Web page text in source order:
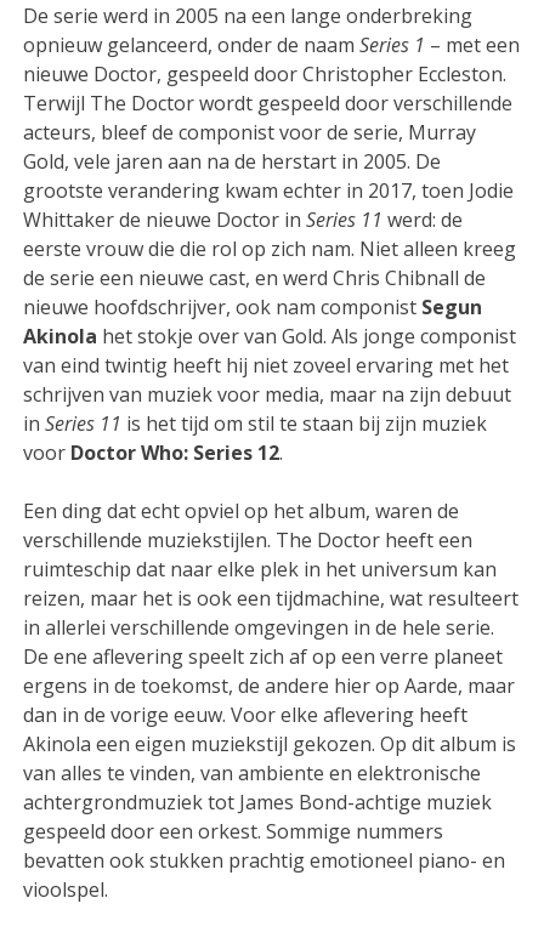
De serie werd in 2005 na een lange onderbreking
opnieuw gelanceerd, onder de naamSeries 1 – met een
nieuwe Doctor, gespeeld door Christopher Eccleston.
Terwijl The Doctor wordt gespeeld door verschillende
acteurs, bleef de componist voor de serie, Murray
Gold, vele jaren aan na de herstart in 2005. De
grootste verandering kwam echter in 2017, toen Jodie
Whittaker de nieuwe Doctor inSeries 11 werd: de
eerste vrouw die die rol op zich nam. Niet alleen kreeg
de serie een nieuwe cast, en werd Chris Chibnall de
nieuwe hoofdschrijver, ook nam componist Segun
Akinola het stokje over van Gold. Als jonge componist
van eind twintig heeft hij niet zoveel ervaring met het
schrijven van muziek voor media, maar na zijn debuut
inSeries 11 is het tijd om stil te staan bij zijn muziek
voor Doctor Who: Series 12.
Een ding dat echt opviel op het album, waren de
verschillende muziekstijlen. The Doctor heeft een
ruimteschip dat naar elke plek in het universum kan
reizen, maar het is ook een tijdmachine, wat resulteert
in allerlei verschillende omgevingen in de hele serie.
De ene aflevering speelt zich af op een verre planeet
ergens in de toekomst, de andere hier op Aarde, maar
dan in de vorige eeuw. Voor elke aflevering heeft
Akinola een eigen muziekstijl gekozen. Op dit album is
van alles te vinden, van ambiente en elektronische
achtergrondmuziek tot James Bond-achtige muziek
gespeeld door een orkest. Sommige nummers
bevatten ook stukken prachtig emotioneel piano- en
vioolspel.